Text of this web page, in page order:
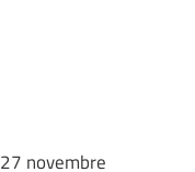
novembre